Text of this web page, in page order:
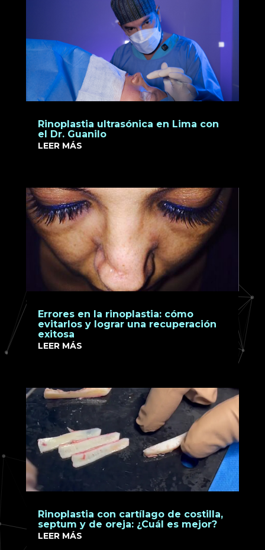
Rinoplastia ultrasónica en Lima con
el Dr. Guanilo
LEER MÁS
Errores en la rinoplastia: cómo
evitarlos y lograr una recuperación
exitosa
LEER MÁS
Rinoplastia con cartílago de costilla,
septum y de oreja: ¿Cuál es mejor?
LEER MÁS